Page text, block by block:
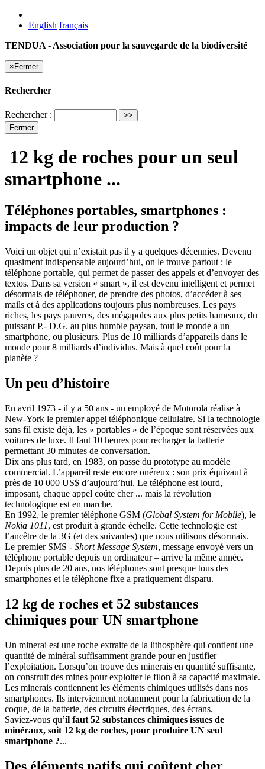
English français
TENDUA - Association pour la sauvegarde de la biodiversité
× Fermer
Rechercher
Rechercher :
Fermer
12 kg de roches pour un seul
smartphone ...
Téléphones portables, smartphones :
impacts de leur production ?
Voici un objet qui n’existait pas il y a quelques décennies. Devenu
quasiment indispensable aujourd’hui, on le trouve partout : le
téléphone portable, qui permet de passer des appels et d’envoyer des
textos. Dans sa version « smart », il est devenu intelligent et permet
désormais de téléphoner, de prendre des photos, d’accéder à ses
mails et à des applications toujours plus nombreuses. Les pays
riches, les pays pauvres, des mégapoles aux plus petits hameaux, du
puissant P.- D.G. au plus humble paysan, tout le monde a un
smartphone, ou plusieurs. Plus de 10 milliards d’appareils dans le
monde pour 8 milliards d’individus. Mais à quel coût pour la
planète ?
Un peu d’histoire
En avril 1973 - il y a 50 ans - un employé de Motorola réalise à
New-York le premier appel téléphonique cellulaire. Si la technologie
sans fil existe déjà, les « portables » de l’époque sont réservées aux
voitures de luxe. Il faut 10 heures pour recharger la batterie
permettant 30 minutes de conversation.
Dix ans plus tard, en 1983, on passe du prototype au modèle
commercial. L’appareil reste encore onéreux : son prix équivaut à
près de 10 000 US$ d’aujourd’hui. Le téléphone est lourd,
imposant, chaque appel coûte cher ... mais la révolution
technologique est en marche.
En 1992, le premier téléphone GSM (Global System for Mobile), le
Nokia 1011, est produit à grande échelle. Cette technologie est
l’ancêtre de la 3G (et des suivantes) que nous utilisons désormais.
Le premier SMS - Short Message System, message envoyé vers un
téléphone portable depuis un ordinateur – arrive la même année.
Depuis plus de 20 ans, nos téléphones sont presque tous des
smartphones et le téléphone fixe a pratiquement disparu.
12 kg de roches et 52 substances
chimiques pour UN smartphone
Un minerai est une roche extraite de la lithosphère qui contient une
quantité de minéral suffisamment grande pour en justifier
l’exploitation. Lorsqu’on trouve des minerais en quantité suffisante,
on construit des mines pour exploiter le filon à sa capacité maximale.
Les minerais contiennent les éléments chimiques utilisés dans nos
smartphones. Ils interviennent notamment pour la fabrication de la
coque, de la batterie, des circuits électriques, des écrans.
Saviez-vous qu’il faut 52 substances chimiques issues de
minéraux, soit 12 kg de roches, pour produire UN seul
smartphone ?...